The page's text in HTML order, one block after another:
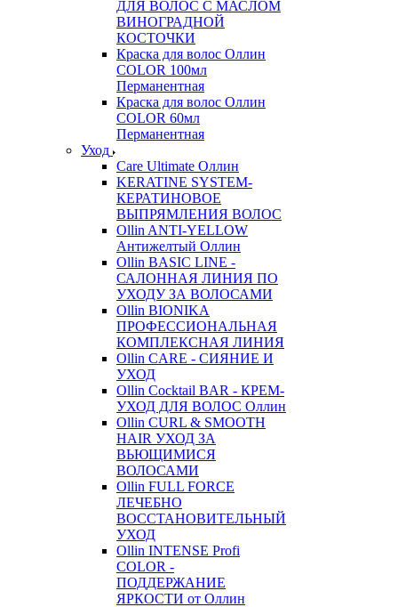
ДЛЯ ВОЛОС С МАСЛОМ
ВИНОГРАДНОЙ
КОСТОЧКИ
Краска для волос Оллин
COLOR 100мл
Перманентная
Краска для волос Оллин
COLOR 60мл
Перманентная
Уход
Care Ultimate Оллин
KERATINE SYSTEM-
КЕРАТИНОВОЕ
ВЫПРЯМЛЕНИЯ ВОЛОС
Ollin ANTI-YELLOW
Антижелтый Оллин
Ollin BASIC LINE -
САЛОННАЯ ЛИНИЯ ПО
УХОДУ ЗА ВОЛОСАМИ
Ollin BIONIKA
ПРОФЕССИОНАЛЬНАЯ
КОМПЛЕКСНАЯ ЛИНИЯ
Ollin CARE - СИЯНИЕ И
УХОД
Ollin Cocktail BAR - КРЕМ-
УХОД ДЛЯ ВОЛОС Оллин
Ollin CURL & SMOOTH
HAIR УХОД ЗА
ВЬЮЩИМИСЯ
ВОЛОСАМИ
Ollin FULL FORCE
ЛЕЧЕБНО
ВОССТАНОВИТЕЛЬНЫЙ
УХОД
Ollin INTENSE Profi
COLOR -
ПОДДЕРЖАНИЕ
ЯРКОСТИ от Оллин